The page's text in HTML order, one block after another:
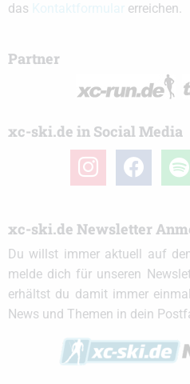
das
erreichen.
Partner
xc-ski.de in Social Media
instagramfacebook
xc-ski.de Newsletter
Du willst immer aktuell auf
melde dich für unseren
erhältst du damit immer
News und Themen in dein